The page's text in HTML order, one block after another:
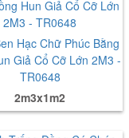
Hạc Chữ Phúc Bằng
Giả Cổ Cỡ Lớn 2M3 -
TR0648
2m3x1m2